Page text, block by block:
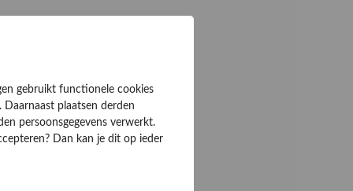
gebruikt functionele cookies
plaatsen derden
persoonsgegevens verwerkt.
Dan kan je dit op ieder